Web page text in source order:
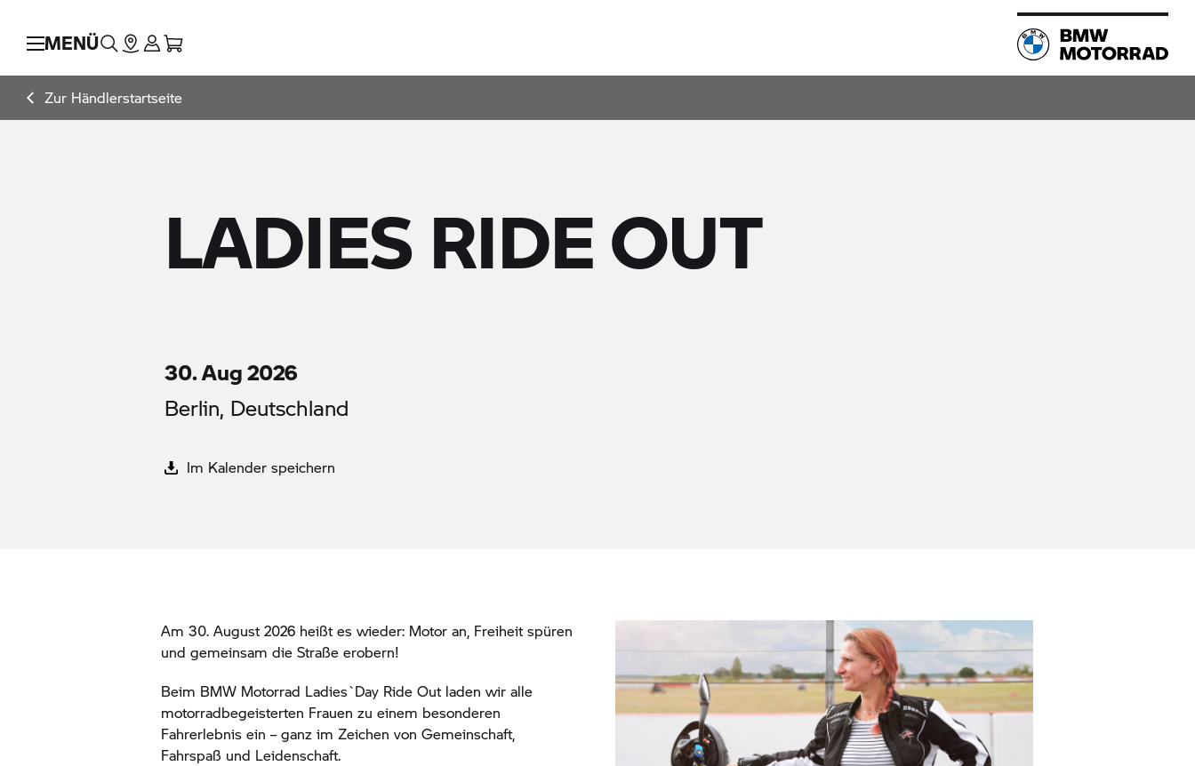
MENÜ
Zur Händlerstartseite
LADIES RIDE OUT
30. Aug 2026
Berlin, Deutschland
Im Kalender speichern
Am 30. August 2026 heißt es wieder: Motor an, Freiheit spüren
und gemeinsam die Straße erobern!
Beim BMW Motorrad Ladies`Day Ride Out laden wir alle
motorradbegeisterten Frauen zu einem besonderen
Fahrerlebnis ein – ganz im Zeichen von Gemeinschaft,
Fahrspaß und Leidenschaft.